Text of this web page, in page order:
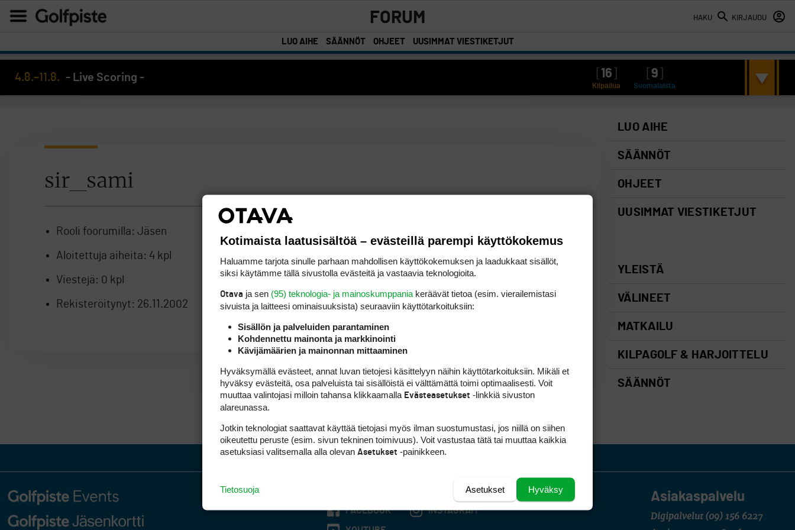
HAKU KIRJAUDU
FORUM
LUO AIHE SÄÄNNÖT OHJEET UUSIMMAT VIESTIKETJUT
4.8.–11.8. - Live Scoring - 16 9
Kilpailua Suomalaista
sir_sami
Rooli foorumilla: Jäsen
Aloitettuja aiheita: 4 kpl
Viestejä: 0 kpl
Rekisteröitynyt: 26.11.2002
LUO AIHE
SÄÄNNÖT
OHJEET
UUSIMMAT VIESTIKETJUT
YLEISTÄ
VÄLINEET
MATKAILU
KILPAGOLF & HARJOITTELU
SÄÄNNÖT
Asiakaspalvelu
Digipalvelut (09) 156 6227
FACEBOOK INSTAGRAM
Kotimaista laatusisältöä – evästeillä parempi käyttökokemus
Haluamme tarjota sinulle parhaan mahdollisen käyttökokemuksen ja laadukkaat sisällöt,
siksi käytämme tällä sivustolla evästeitä ja vastaavia teknologioita.
Otava ja sen (95) teknologia- ja mainoskumppania keräävät tietoa (esim. vierailemis­tasi
sivuista ja laitteesi ominaisuuk­sista) seuraaviin käyttötarkoituksiin:
Sisällön ja palveluiden parantaminen
Kohdennettu mainonta ja markkinointi
Kävijämäärien ja mainonnan mittaaminen
Hyväksymällä evästeet, annat luvan tietojesi käsittelyyn näihin käyttötarkoituksiin. Mikäli et
hyväksy evästeitä, osa palveluista tai sisällöistä ei välttämättä toimi optimaalisesti. Voit
muuttaa valintojasi milloin tahansa klikkaamalla Evästeasetukset -linkkiä sivuston
alareunassa.
Jotkin teknologiat saattavat käyttää tietojasi myös ilman suostumustasi, jos niillä on siihen
oikeutettu peruste (esim. sivun tekninen toimivuus). Voit vastustaa tätä tai muuttaa kaikkia
asetuksiasi valitsemalla alla olevan Asetukset -painikkeen.
Hyväksy
Asetukset
Tietosuoja